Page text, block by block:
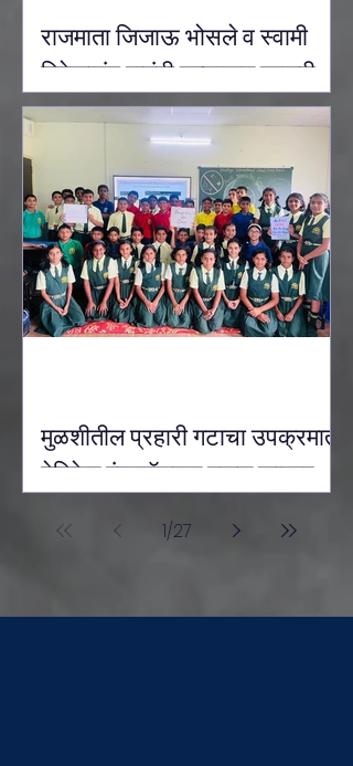
राजमाता जिजाऊ भोसले व स्वामी
विवेकानंद जयंती उत्साहात साजरी
करण्यात आली.
मुळशीतील प्रहारी गटाचा उपक्रमात
हेरिटेज इंटरनॅशनल स्कूल कासार
1/27